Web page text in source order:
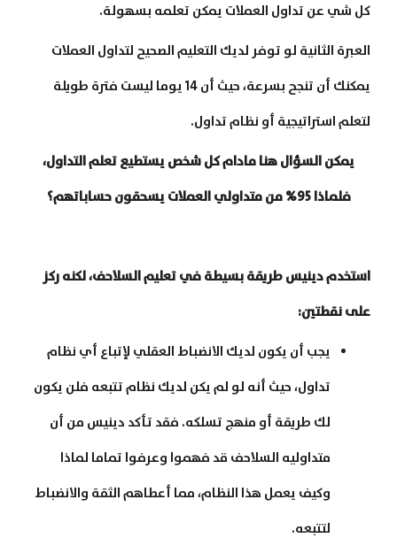
كل شي عن تداول العملات يمكن تعلمه بسهولة.
العبرة الثانية لو توفر لديك التعليم الصحيح لتداول العملات
يمكنك أن تنجح بسرعة، حيث أن 14 يوما ليست فترة طويلة
لتعلم استراتيجية أو نظام تداول.
يمكن السؤال هنا مادام كل شخص يستطيع تعلم التداول،
فلماذا 95% من متداولي العملات يسحقون حساباتهم؟
استخدم دينيس طريقة بسيطة في تعليم السلاحف، لكنه ركز
على نقطتين:
يجب أن يكون لديك الانضباط العقلي لإتباع أي نظام
تداول، حيث أنه لو لم يكن لديك نظام تتبعه فلن يكون
لك طريقة أو منهج تسلكه. فقد تأكد دينيس من أن
متداوليه السلاحف قد فهموا وعرفوا تماما لماذا
وكيف يعمل هذا النظام، مما أعطاهم الثقة والانضباط
لتتبعه.